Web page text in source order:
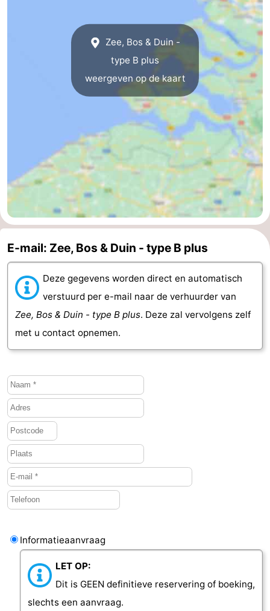
Bruinisse
Zierikzee
-
Natuur
-
Haamstede
Natuur
Kop
van
Schouwen
Walcheren
Veere
Natuur
Oranjezon
-
Oostkapelle
-
Natuur
de
Mantelingen
-
Domburg
-
Westkapelle
-
Natuur
Walcherse
bos
-
Dishoek
-
Vlissingen
-
Middelburg
Zeeuws-
Vlaanderen
Zee, Bos & Duin -
type B plus
weergeven op de kaart
E-mail: Zee, Bos & Duin - type B plus
Deze gegevens worden direct en automatisch
verstuurd per e-mail naar de verhuurder van
Zee, Bos & Duin - type B plus. Deze zal vervolgens zelf
met u contact opnemen.
Informatieaanvraag
LET OP:
Dit is GEEN definitieve reservering of boeking,
slechts een aanvraag.